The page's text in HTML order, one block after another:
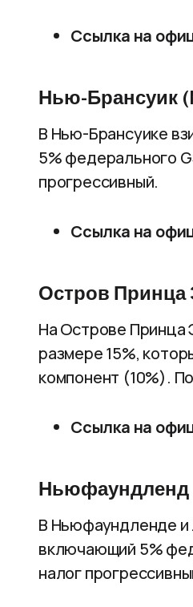
Ссылка на
Нью-Брансуик
В Нью-Брансуике
5% федерального
прогрессивный.
Ссылка на
Остров Принца
На Острове Принца
размере 15%,
компонент (10%).
Ссылка на
Ньюфаундленд
В Ньюфаундленде и
включающий 5%
налог